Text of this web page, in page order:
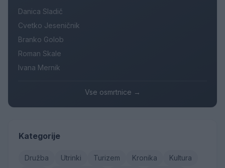
Danica Sladič
Cvetko Jeseničnik
Branko Golob
Roman Skale
Ivana Mernik
Vse osmrtnice →
Kategorije
Družba Utrinki Turizem Kronika
Kultura